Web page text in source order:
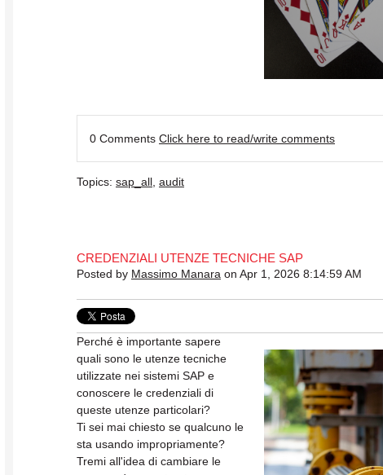
0 Comments Click here to read/write comments
Topics: sap_all audit
CREDENZIALI UTENZE TECNICHE SAP
Posted by Massimo Manara on Apr 1, 2026 8:14:59 AM
Perché è importante sapere
quali sono le utenze tecniche
utilizzate nei sistemi SAP e
conoscere le credenziali di
queste utenze particolari?
Ti sei mai chiesto se qualcuno le
sta usando impropriamente?
Tremi all'idea di cambiare le